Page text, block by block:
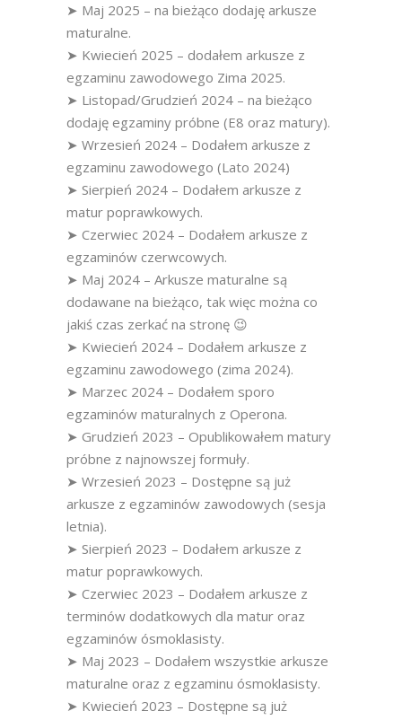
➤ Maj 2025 – na bieżąco dodaję arkusze
maturalne.
➤ Kwiecień 2025 – dodałem arkusze z
egzaminu zawodowego Zima 2025.
➤ Listopad/Grudzień 2024 – na bieżąco
dodaję egzaminy próbne (E8 oraz matury).
➤ Wrzesień 2024 – Dodałem arkusze z
egzaminu zawodowego (Lato 2024)
➤ Sierpień 2024 – Dodałem arkusze z
matur poprawkowych.
➤ Czerwiec 2024 – Dodałem arkusze z
egzaminów czerwcowych.
➤ Maj 2024 – Arkusze maturalne są
dodawane na bieżąco, tak więc można co
jakiś czas zerkać na stronę 😉
➤ Kwiecień 2024 – Dodałem arkusze z
egzaminu zawodowego (zima 2024).
➤ Marzec 2024 – Dodałem sporo
egzaminów maturalnych z Operona.
➤ Grudzień 2023 – Opublikowałem matury
próbne z najnowszej formuły.
➤ Wrzesień 2023 – Dostępne są już
arkusze z egzaminów zawodowych (sesja
letnia).
➤ Sierpień 2023 – Dodałem arkusze z
matur poprawkowych.
➤ Czerwiec 2023 – Dodałem arkusze z
terminów dodatkowych dla matur oraz
egzaminów ósmoklasisty.
➤ Maj 2023 – Dodałem wszystkie arkusze
maturalne oraz z egzaminu ósmoklasisty.
➤ Kwiecień 2023 – Dostępne są już